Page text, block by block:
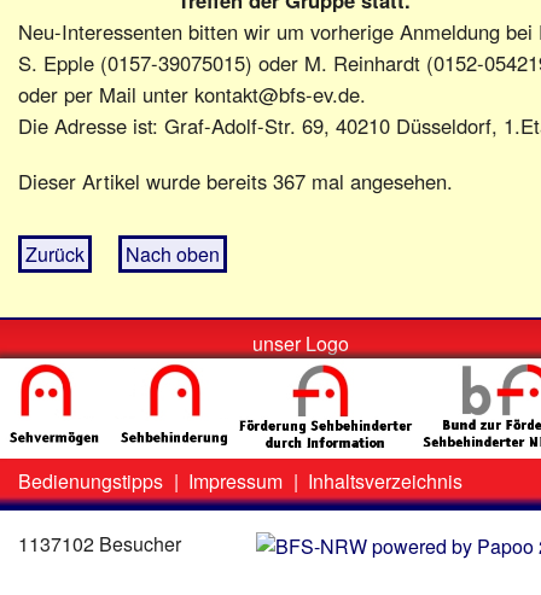
Neu-Interessenten bitten wir um vorherige Anmeldung bei
S. Epple (0157-39075015) oder M. Reinhardt (0152-
oder per Mail unter kontakt@bfs-ev.de.
Die Adresse ist: Graf-Adolf-Str. 69, 40210 Düsseldorf,
Dieser Artikel wurde bereits 367 mal angesehen.
Zurück Nach oben
unser Logo
Zweit-
Menü
Bedienungstipps | Impressum | Inhaltsverzeichnis
1137102 Besucher